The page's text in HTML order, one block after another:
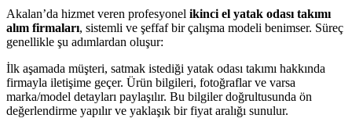
Akalan’da hizmet veren profesyonel ikinci el yatak odası takımı
alım firmaları, sistemli ve şeffaf bir çalışma modeli benimser. Süreç
genellikle şu adımlardan oluşur:
İlk aşamada müşteri, satmak istediği yatak odası takımı hakkında
firmayla iletişime geçer. Ürün bilgileri, fotoğraflar ve varsa
marka/model detayları paylaşılır. Bu bilgiler doğrultusunda ön
değerlendirme yapılır ve yaklaşık bir fiyat aralığı sunulur.